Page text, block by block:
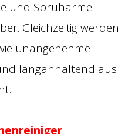
und Sprüharme
Gleichzeitig werden
unangenehme
langanhaltend aus